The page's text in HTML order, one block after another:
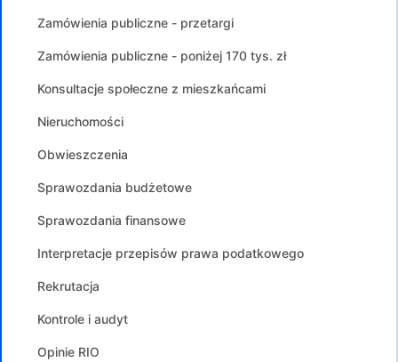
Zamówienia publiczne - przetargi
Zamówienia publiczne - poniżej 170 tys. zł
Konsultacje społeczne z mieszkańcami
Nieruchomości
Obwieszczenia
Sprawozdania budżetowe
Sprawozdania finansowe
Interpretacje przepisów prawa podatkowego
Rekrutacja
Kontrole i audyt
Opinie RIO